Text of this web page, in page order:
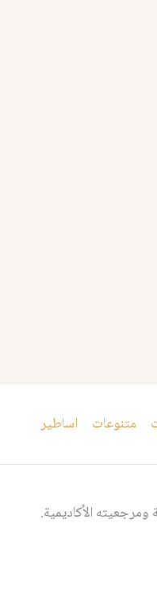
متنوعات اساطير
الأكاديمية.